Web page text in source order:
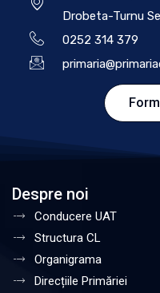
Drobeta-Turnu
0252 314 379
Despre noi
Conducere UAT
Structura CL
Organigrama
Direcțiile Primăriei